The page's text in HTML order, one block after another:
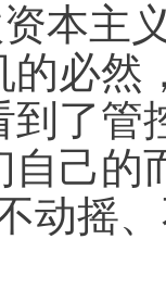
本主
的必然
到了管
自己的
动摇